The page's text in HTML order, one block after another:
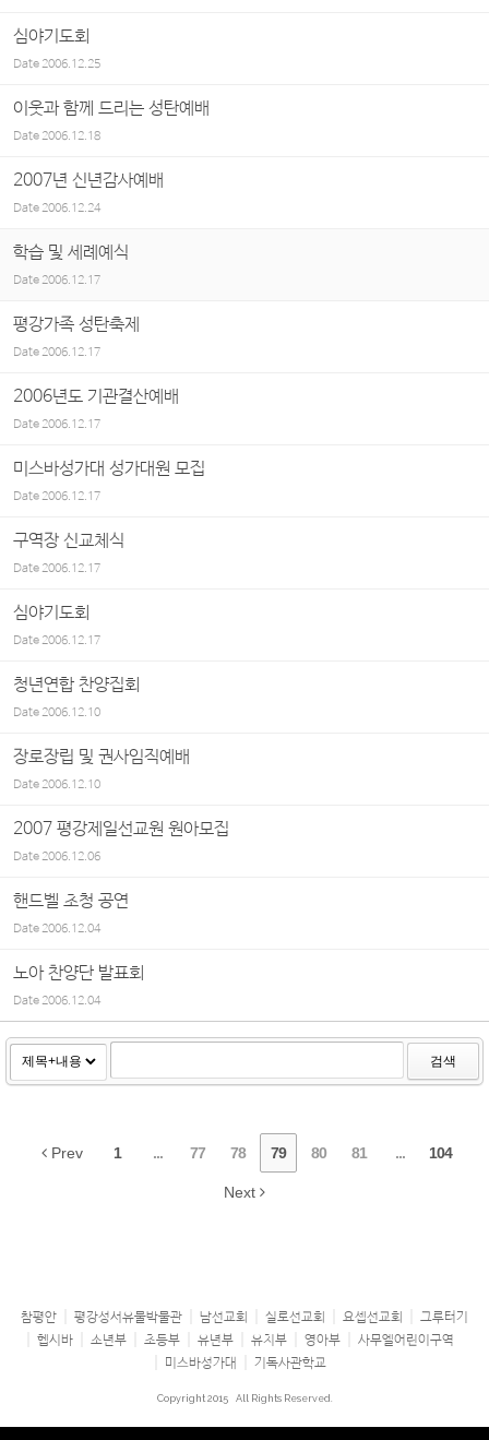
심야기도회
Date2006.12.25
이웃과 함께 드리는 성탄예배
Date2006.12.18
2007년 신년감사예배
Date2006.12.24
학습 및 세례예식
Date 2006.12.17
평강가족 성탄축제
Date2006.12.17
2006년도 기관결산예배
Date2006.12.17
미스바성가대 성가대원 모집
Date2006.12.17
구역장 신교체식
Date2006.12.17
심야기도회
Date2006.12.17
청년연합 찬양집회
Date2006.12.10
장로장립 및 권사임직예배
Date2006.12.10
2007 평강제일선교원 원아모집
Date2006.12.06
핸드벨 초청 공연
Date2006.12.04
노아 찬양단 발표회
Date2006.12.04
검색
Prev 1 ... 77 78 79 80 81 ... 104
Next
참평안 평강성서유물박물관 남선교회 실로선교회 요셉선교회
그루터기
헵시바
소년부 초등부 유년부 유치부 영아부
사무엘어린이구역
미스바성가대
기독사관학교
Copyright 2015 All Rights Reserved.